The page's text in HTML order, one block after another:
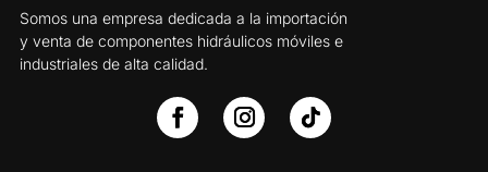
Somos una empresa dedicada a la importación
y venta de componentes hidráulicos móviles e
industriales de alta calidad.